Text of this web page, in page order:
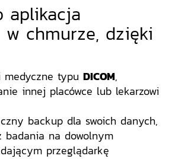
aplikacja
w chmurze, dzięki
medyczne typu DICOM,
innej placówce lub lekarzowi
backup dla swoich danych,
badania na dowolnym
przeglądarkę